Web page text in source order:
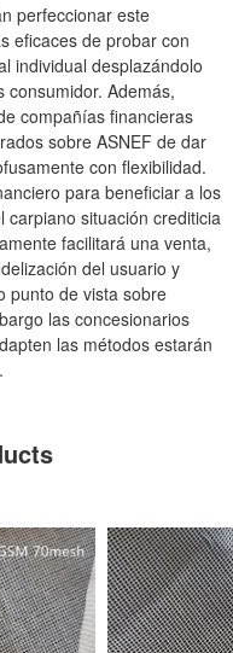
perfeccionar este
eficaces de probar con
individual desplazándolo
consumidor. Además,
compañías financieras
sobre ASNEF de dar
con flexibilidad.
para beneficiar a los
situación crediticia
facilitará una venta,
del usuario y
punto de vista sobre
las concesionarios
las métodos estarán